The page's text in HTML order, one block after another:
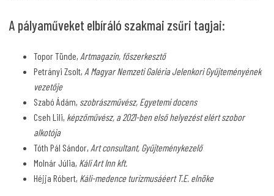
A pályaműveket elbíráló szakmai zsűri tagjai:
Topor Tünde, Artmagazin, főszerkesztő
Petrányi Zsolt, A Magyar Nemzeti Galéria Jelenkori Gyűjteményének
vezetője
Szabó Ádám, szobrászművész, Egyetemi docens
Cseh Lili, képzőművész, a 2021-ben első helyezést elért szobor
alkotója
Tóth Pál Sándor, Art consultant, Gyűjteménykezelő
Molnár Júlia, Káli Art Inn kft.
Héjja Róbert, Káli-medence turizmusáéert T.E. elnöke